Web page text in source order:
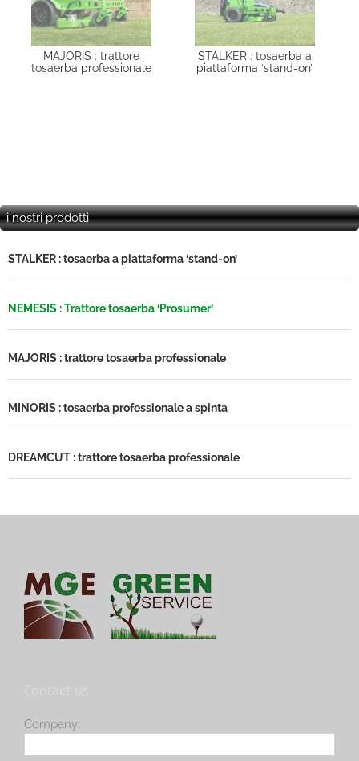
MAJORIS : trattore
tosaerba professionale
STALKER : tosaerba a
piattaforma ‘stand-on’
i nostri prodotti
STALKER : tosaerba a piattaforma ‘stand-on’
NEMESIS : Trattore tosaerba ‘Prosumer’
MAJORIS : trattore tosaerba professionale
MINORIS : tosaerba professionale a spinta
DREAMCUT : trattore tosaerba professionale
Company: